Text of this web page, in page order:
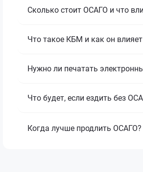
Сколько стоит ОСАГО и что
Что такое КБМ и как он
Нужно ли печатать
Что будет, если ездить без
Когда лучше продлить ОСАГО?